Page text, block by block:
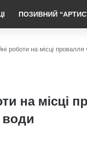
ПОЗИВНИЙ
роботи на місці
на місці
води